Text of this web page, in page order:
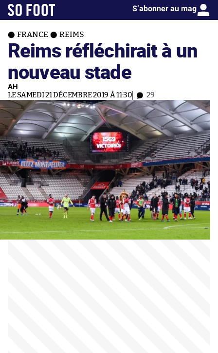
S’abonner au mag
FRANCE REIMS
Reims réfléchirait à un
nouveau stade
AH
LE SAMEDI 21 DÉCEMBRE 2019 À 11:30 29